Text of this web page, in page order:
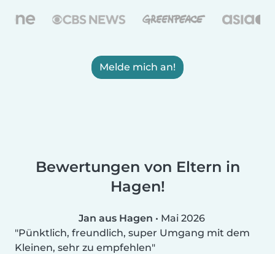
Melde mich an!
Bewertungen von Eltern in
Hagen!
Jan aus Hagen • Mai 2026
Pünktlich, freundlich, super Umgang mit dem
Kleinen, sehr zu empfehlen